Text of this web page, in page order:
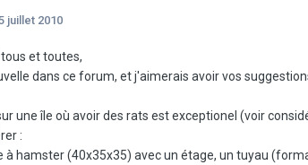
juillet 2010
et toutes,
dans ce forum, et j'aimerais avoir vos
une île où avoir des rats est exceptionel (voir
:
à hamster (40x35x35) avec un étage, un tuyau